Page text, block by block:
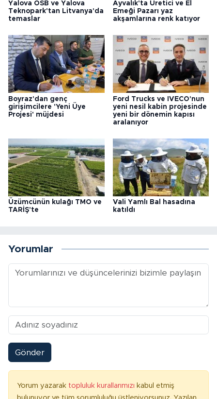
Yalova OSB ve Yalova
Teknopark'tan Litvanya'da
temaslar
Ayvalık'ta Üretici ve El
Emeği Pazarı yaz
akşamlarına renk katıyor
Boyraz'dan genç
girişimcilere 'Yeni Üye
Projesi' müjdesi
Ford Trucks ve IVECO'nun
yeni nesil kabin projesinde
yeni bir dönemin kapısı
aralanıyor
Üzümcünün kulağı TMO ve
TARİŞ'te
Vali Yamlı Bal hasadına
katıldı
Yorumlar
Gönder
Yorum yazarak topluluk kurallarımızı kabul etmiş